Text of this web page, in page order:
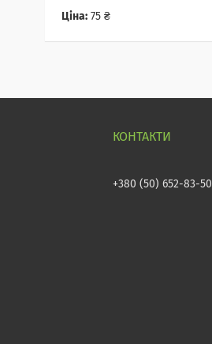
Ціна: 75 ₴
+380 (50) 652-83-50